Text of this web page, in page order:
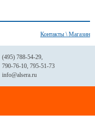
Контакты \ Магазин
(495) 788-54-29,
790-76-10, 795-51-73
info@alsera.ru